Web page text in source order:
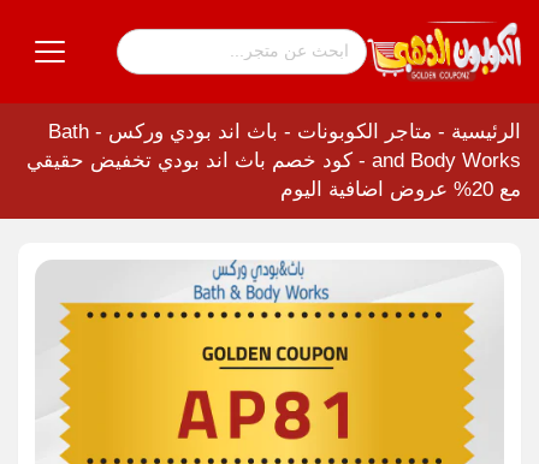
الرئيسية - متاجر الكوبونات -
باث اند بودي وركس - Bath
and Body Works
- كود خصم باث اند بودي تخفيض حقيقي
مع 20% عروض اضافية اليوم